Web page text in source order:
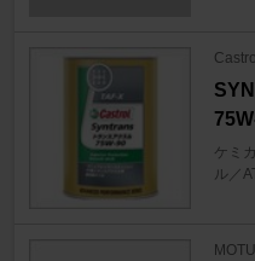
Castrol
ケミ
ル／